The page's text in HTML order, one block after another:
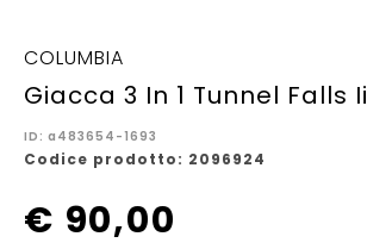
COLUMBIA
Giacca 3 In 1 Tunnel Falls Ii
ID: a483654-1693
Codice prodotto: 2096924
€ 90,00